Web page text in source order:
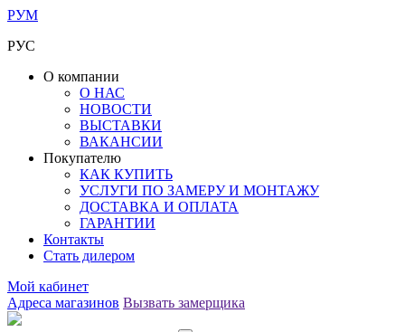
РУМ
РУС
О компании
О НАС
НОВОСТИ
ВЫСТАВКИ
ВАКАНСИИ
Покупателю
КАК КУПИТЬ
УСЛУГИ ПО ЗАМЕРУ И МОНТАЖУ
ДОСТАВКА И ОПЛАТА
ГАРАНТИИ
Контакты
Стать дилером
Мой кабинет
Адреса магазинов Вызвать замерщика